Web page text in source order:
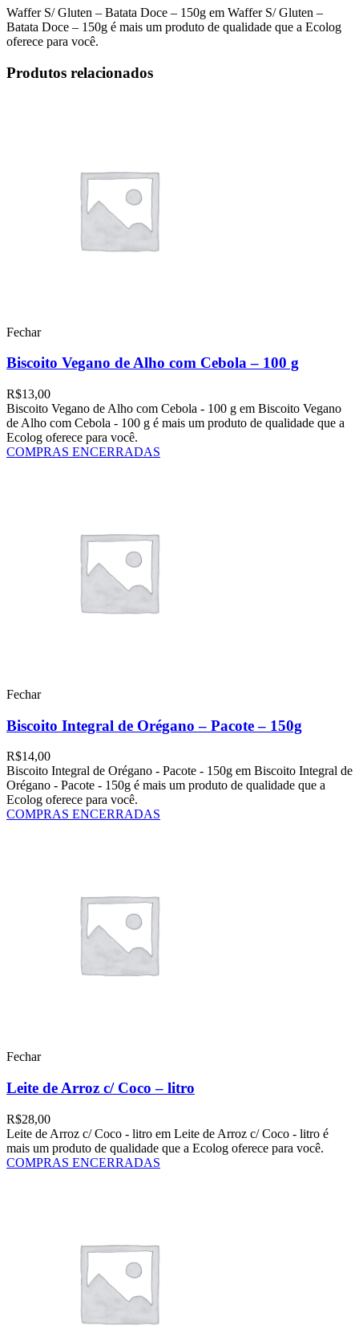
Waffer S/ Gluten – Batata Doce – 150g em Waffer S/ Gluten –
Batata Doce – 150g é mais um produto de qualidade que a Ecolog
oferece para você.
Produtos relacionados
Fechar
Biscoito Vegano de Alho com Cebola – 100 g
R$13,00
Biscoito Vegano de Alho com Cebola - 100 g em Biscoito Vegano
de Alho com Cebola - 100 g é mais um produto de qualidade que a
Ecolog oferece para você.
COMPRAS ENCERRADAS
Fechar
Biscoito Integral de Orégano – Pacote – 150g
R$14,00
Biscoito Integral de Orégano - Pacote - 150g em Biscoito Integral de
Orégano - Pacote - 150g é mais um produto de qualidade que a
Ecolog oferece para você.
COMPRAS ENCERRADAS
Fechar
Leite de Arroz c/ Coco – litro
R$28,00
Leite de Arroz c/ Coco - litro em Leite de Arroz c/ Coco - litro é
mais um produto de qualidade que a Ecolog oferece para você.
COMPRAS ENCERRADAS